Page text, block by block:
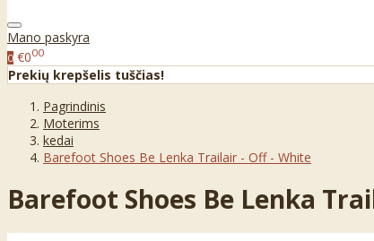
Mano paskyra
0 €000
Prekių krepšelis tuščias!
Pagrindinis
Moterims
kedai
Barefoot Shoes Be Lenka Trailair - Off - White
Barefoot Shoes Be Lenka